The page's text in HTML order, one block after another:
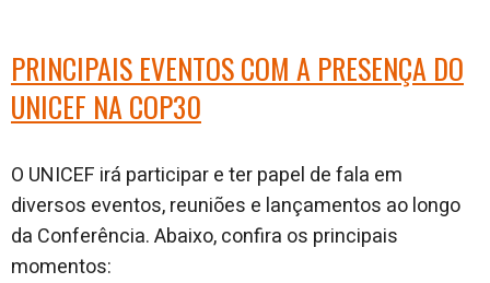
PRINCIPAIS EVENTOSCOM A PRESENÇA DO
UNICEF NA COP30
O UNICEF irá participar e ter papel de fala em
diversos eventos, reuniões e lançamentos ao longo
da Conferência. Abaixo, confira os principais
momentos: